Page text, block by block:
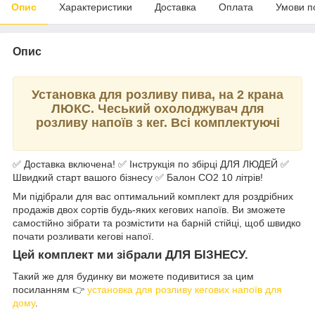
Опис Характеристики Доставка Оплата Умови
Опис
Установка для розливу пива, на 2 крана
ЛЮКС. Чеський охолоджувач для
розливу напоїв з кег. Всі комплектуючі
✅ Доставка включена! ✅ Інструкція по збірці ДЛЯ ЛЮДЕЙ ✅
Швидкий старт вашого бізнесу ✅ Балон СО2 10 літрів!
Ми підібрали для вас оптимальний комплект для роздрібних
продажів двох сортів будь-яких кегових напоїв. Ви зможете
самостійно зібрати та розмістити на барній стійці, щоб швидко
почати розливати кегові напої.
Цей комплект ми зібрали ДЛЯ БІЗНЕСУ.
Такий же для будинку ви можете подивитися за цим
посиланням 👉 установка для розливу кегових напоїв для
дому.